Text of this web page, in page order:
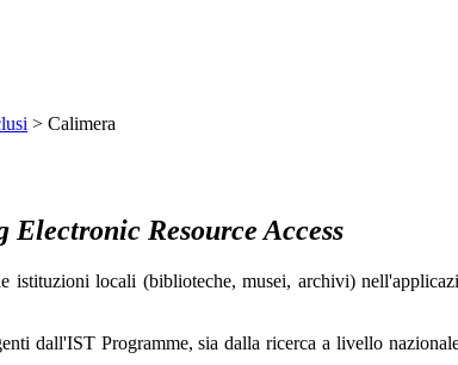
> Calimera
Resource Access
istituzioni locali (biblioteche, musei, archivi)
dall'IST Programme, sia dalla ricerca a livello